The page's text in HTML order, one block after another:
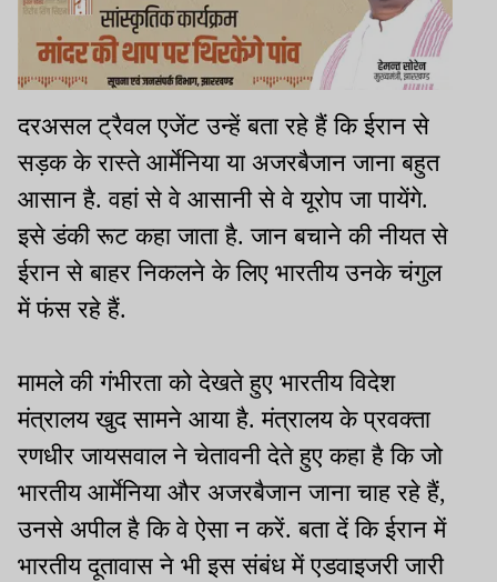
दरअसल ट्रैवल एजेंट उन्हें बता रहे हैं कि ईरान से
सड़क के रास्ते आर्मेनिया या अजरबैजान जाना बहुत
आसान है. वहां से वे आसानी से वे यूरोप जा पायेंगे.
इसे डंकी रूट कहा जाता है. जान बचाने की नीयत से
ईरान से बाहर निकलने के लिए भारतीय उनके चंगुल
में फंस रहे हैं.
मामले की गंभीरता को देखते हुए भारतीय विदेश
मंत्रालय खुद सामने आया है. मंत्रालय के प्रवक्ता
रणधीर जायसवाल ने चेतावनी देते हुए कहा है कि जो
भारतीय आर्मेनिया और अजरबैजान जाना चाह रहे हैं,
उनसे अपील है कि वे ऐसा न करें. बता दें कि ईरान में
भारतीय दूतावास ने भी इस संबंध में एडवाइजरी जारी